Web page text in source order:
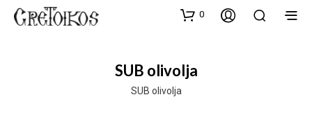
0
SUB olivolja
SUB olivolja